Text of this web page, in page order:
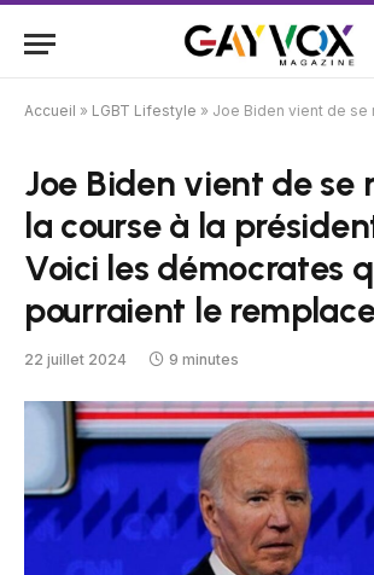
Accueil » LGBT Lifestyle » Joe Biden vient de se retirer de la course à la présidentielle.
Joe Biden vient de se
la course à la
Voici les démocrates
pourraient le
22 juillet 2024 9 minutes